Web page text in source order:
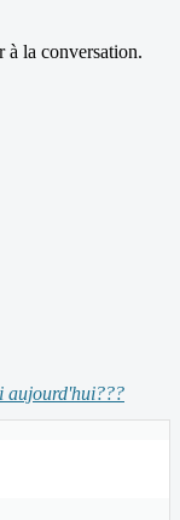
à la conversation.
aujourd'hui???